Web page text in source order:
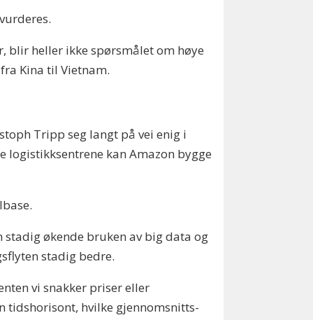
blir heller ikke spørsmålet om høye
Kina til Vietnam.
Tripp seg langt på vei enig i
logistikksentrene kan Amazon bygge
stadig økende bruken av big data og
stadig bedre.
vi snakker priser eller
tidshorisont, hvilke gjennomsnitts-